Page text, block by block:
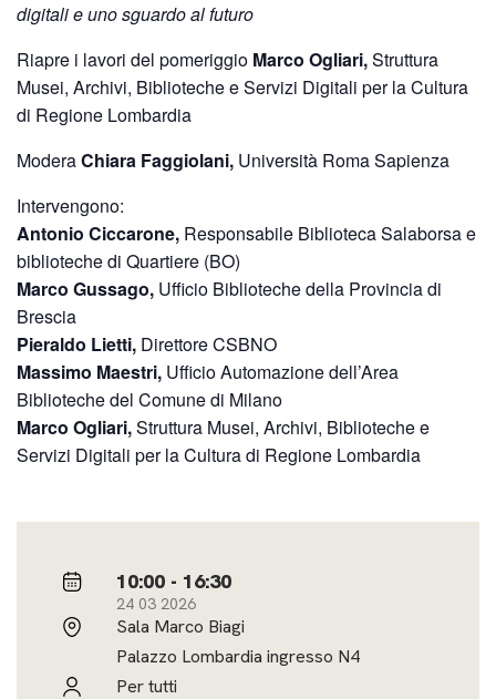
digitali e uno sguardo al futuro
Riapre i lavori del pomeriggio Marco Ogliari,Struttura
Musei, Archivi, Biblioteche e Servizi Digitali per la Cultura
di Regione Lombardia
ModeraChiara Faggiolani, Università Roma Sapienza
Intervengono:
Antonio Ciccarone, Responsabile Biblioteca Salaborsa e
biblioteche di Quartiere (BO)
Marco Gussago, Ufficio Biblioteche della Provincia di
Brescia
Pieraldo Lietti, Direttore CSBNO
Massimo Maestri, Ufficio Automazione dell’Area
Biblioteche del Comune di Milano
Marco Ogliari,Struttura Musei, Archivi, Biblioteche e
Servizi Digitali per la Cultura di Regione Lombardia
10:00 - 16:30
24 03 2026
Sala Marco Biagi
Palazzo Lombardia ingresso N4
Per tutti